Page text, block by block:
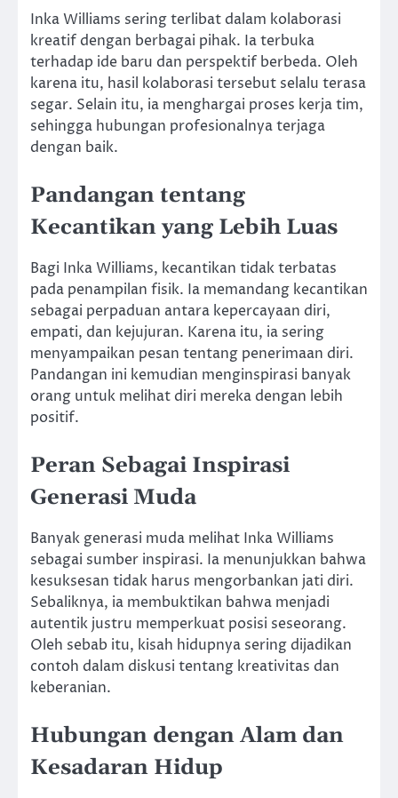
Inka Williams sering terlibat dalam kolaborasi
kreatif dengan berbagai pihak. Ia terbuka
terhadap ide baru dan perspektif berbeda. Oleh
karena itu, hasil kolaborasi tersebut selalu terasa
segar. Selain itu, ia menghargai proses kerja tim,
sehingga hubungan profesionalnya terjaga
dengan baik.
Pandangan tentang
Kecantikan yang Lebih Luas
Bagi Inka Williams, kecantikan tidak terbatas
pada penampilan fisik. Ia memandang kecantikan
sebagai perpaduan antara kepercayaan diri,
empati, dan kejujuran. Karena itu, ia sering
menyampaikan pesan tentang penerimaan diri.
Pandangan ini kemudian menginspirasi banyak
orang untuk melihat diri mereka dengan lebih
positif.
Peran Sebagai Inspirasi
Generasi Muda
Banyak generasi muda melihat Inka Williams
sebagai sumber inspirasi. Ia menunjukkan bahwa
kesuksesan tidak harus mengorbankan jati diri.
Sebaliknya, ia membuktikan bahwa menjadi
autentik justru memperkuat posisi seseorang.
Oleh sebab itu, kisah hidupnya sering dijadikan
contoh dalam diskusi tentang kreativitas dan
keberanian.
Hubungan dengan Alam dan
Kesadaran Hidup